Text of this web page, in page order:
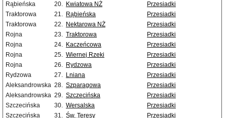
Rąbieńska
20. Kwiatowa NŻ
Przesiadki
Traktorowa
21. Rąbieńska
Przesiadki
Traktorowa
22. Nektarowa NŻ
Przesiadki
Rojna
23. Traktorowa
Przesiadki
Rojna
24. Kaczeńcowa
Przesiadki
Rojna
25. Wiernej Rzeki
Przesiadki
Rojna
26. Rydzowa
Przesiadki
Rydzowa
27. Lniana
Przesiadki
Aleksandrowska 28. Szparagowa
Przesiadki
Aleksandrowska 29. Szczecińska
Przesiadki
Szczecińska
30. Wersalska
Przesiadki
Szczecińska
31. Św. Teresy
Przesiadki